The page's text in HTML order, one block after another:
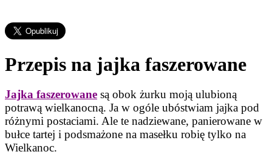
Przepis na jajka faszerowane
Jajka faszerowane są obok żurku moją ulubioną
potrawą wielkanocną. Ja w ogóle ubóstwiam jajka pod
różnymi postaciami. Ale te nadziewane, panierowane w
bułce tartej i podsmażone na masełku robię tylko na
Wielkanoc.